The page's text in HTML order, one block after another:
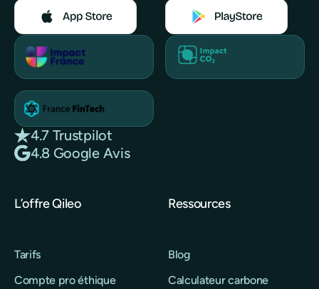
4.7 Trustpilot
4.8 Google Avis
L’offre Qileo
Tarifs
Compte pro éthique
Ressources
Blog
Calculateur carbone